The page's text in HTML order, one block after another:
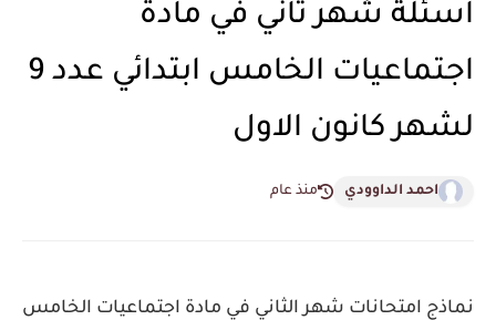
اسئلة شهر ثاني في مادة
اجتماعيات الخامس ابتدائي عدد 9
لشهر كانون الاول
احمد الداوودي منذ عام
نماذج امتحانات شهر الثاني في مادة اجتماعيات الخامس